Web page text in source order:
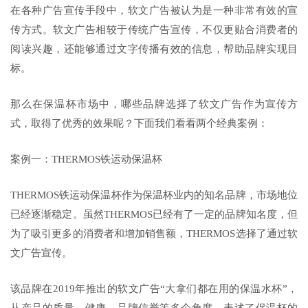
在各种广告宣传手段中，软文广告被认为是一种非常有效的宣
传方式。软文广告相较于传统广告宣传，不仅更贴合消费者的
阅读兴趣，还能够通过文字传播有效的信息，帮助品牌实现目
标。
那么在保温杯市场中，哪些品牌选择了软文广告作为宣传方
式，取得了优秀的效果呢？下面我们看看两个经典案例：
案例一：THERMOS铁运动保温杯
THERMOS铁运动保温杯作为保温杯业内的知名品牌，市场地位
已经逐渐稳定。虽然THERMOS已经有了一定的品牌知名度，但
为了吸引更多的消费者和增加销售额，THERMOS选择了通过软
文广告宣传。
该品牌在2019年推出的软文广告“大拿们都在用的保温水杯”，